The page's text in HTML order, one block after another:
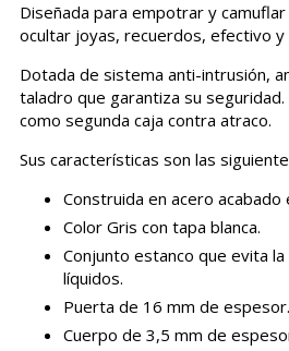
Diseñada para empotrar y
ocultar joyas, recuerdos, efectivo
Dotada de sistema anti-intrusión,
taladro que garantiza su
como segunda caja contra atraco.
Sus características son las
Construida en acero acabado
Color Gris con tapa blanca.
Conjunto estanco que evita
líquidos.
Puerta de 16 mm de espesor.
Cuerpo de 3,5 mm de